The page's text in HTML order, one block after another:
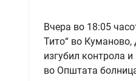
Вчера во 18:05
Тито“ во Куманово,
изгубил контрола
во Општата